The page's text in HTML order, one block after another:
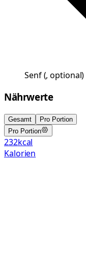
Senf(, optional)
Nährwerte
Gesamt
Pro Portion
Pro Portion
232kcal
Kalorien